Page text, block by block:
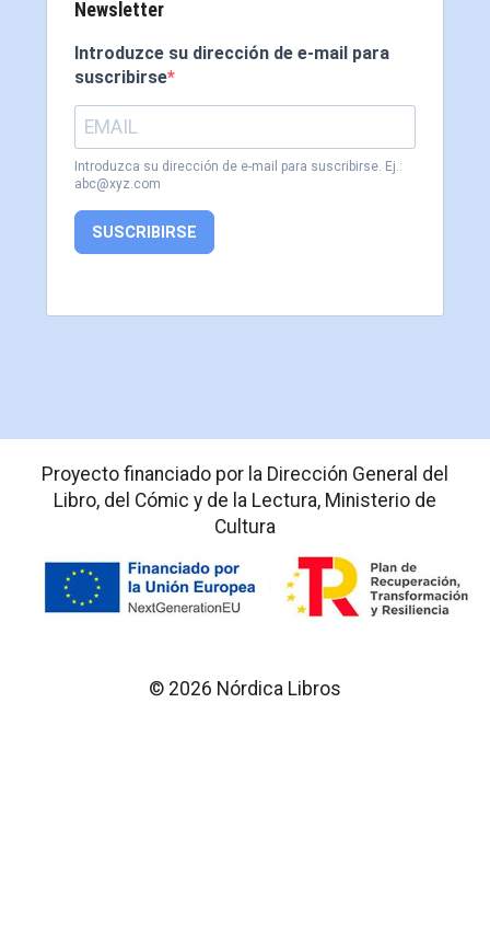
Newsletter
Introduzce su dirección de e-mail para
suscribirse
Introduzca su dirección de e-mail para suscribirse. Ej.:
abc@xyz.com
SUSCRIBIRSE
Proyecto financiado por la Dirección General del
Libro, del Cómic y de la Lectura, Ministerio de
Cultura
© 2026 Nórdica Libros